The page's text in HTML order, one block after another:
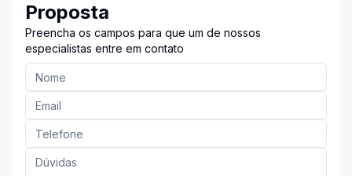
Proposta
Preencha os campos para que um de nossos
especialistas entre em contato